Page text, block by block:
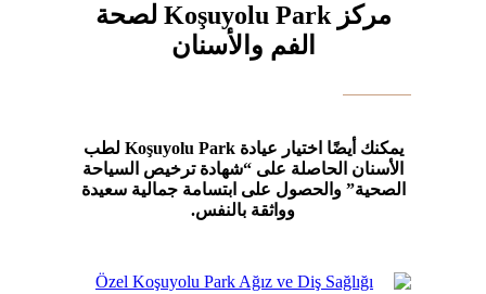
مركز Koşuyolu Park لصحة
الفم والأسنان
يمكنك أيضًا اختيار عيادة Koşuyolu Park لطب
الأسنان الحاصلة على “شهادة ترخيص السياحة
الصحية” والحصول على ابتسامة جمالية سعيدة
وواثقة بالنفس.